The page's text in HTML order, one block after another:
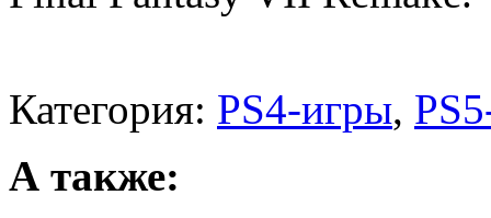
Категория: PS4-игры,
А также: